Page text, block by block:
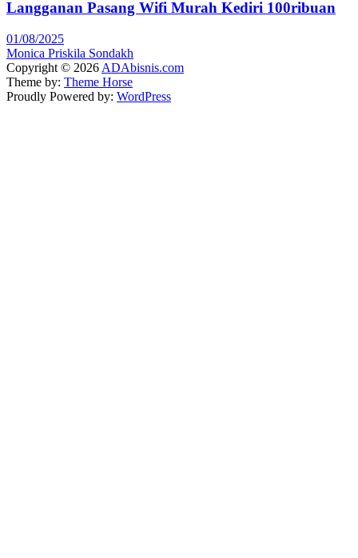
Langganan Pasang Wifi Murah Kediri 100ribuan
01/08/2025
Monica Priskila Sondakh
Copyright © 2026 ADAbisnis.com
Theme by: Theme Horse
Proudly Powered by: WordPress